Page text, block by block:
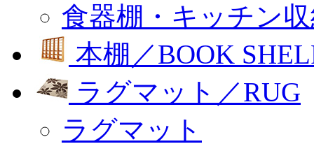
食器棚・キッチン
本棚／BOOK
ラグマット／RUG
ラグマット